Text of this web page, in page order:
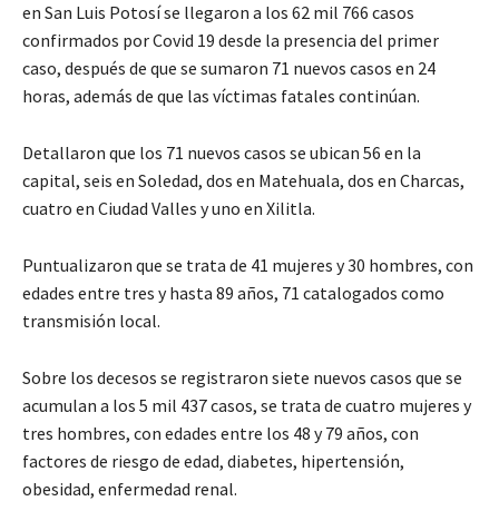
en San Luis Potosí se llegaron a los 62 mil 766 casos
confirmados por Covid 19 desde la presencia del primer
caso, después de que se sumaron 71 nuevos casos en 24
horas, además de que las víctimas fatales continúan.
Detallaron que los 71 nuevos casos se ubican 56 en la
capital, seis en Soledad, dos en Matehuala, dos en Charcas,
cuatro en Ciudad Valles y uno en Xilitla.
Puntualizaron que se trata de 41 mujeres y 30 hombres, con
edades entre tres y hasta 89 años, 71 catalogados como
transmisión local.
Sobre los decesos se registraron siete nuevos casos que se
acumulan a los 5 mil 437 casos, se trata de cuatro mujeres y
tres hombres, con edades entre los 48 y 79 años, con
factores de riesgo de edad, diabetes, hipertensión,
obesidad, enfermedad renal.